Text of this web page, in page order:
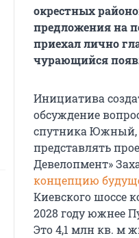
окрестных
предложения на
приехал лично
чурающийся
Инициатива
обсуждение
спутника Южный,
представлять
Девелопмент»
концепцию
Киевского шоссе
2028 году южнее
Это 4,1 млн кв. м